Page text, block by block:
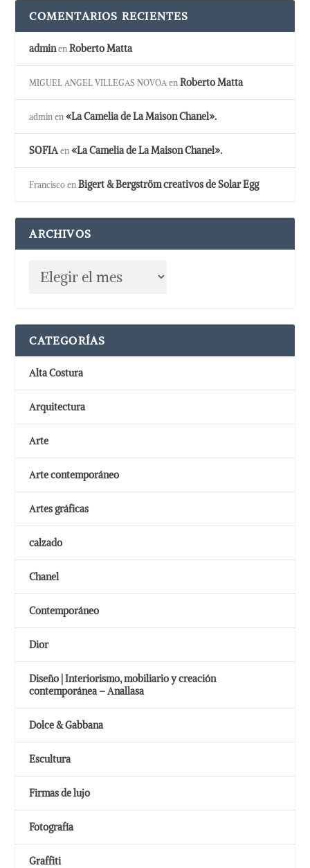
COMENTARIOS RECIENTES
admin enRoberto Matta
MIGUEL ANGEL VILLEGAS NOVOA enRoberto Matta
admin en«La Camelia de La Maison Chanel».
SOFIA en«La Camelia de La Maison Chanel».
Francisco enBigert & Bergström creativos de Solar Egg
ARCHIVOS
CATEGORÍAS
Alta Costura
Arquitectura
Arte
Arte contemporáneo
Artes gráficas
calzado
Chanel
Contemporáneo
Dior
Diseño | Interiorismo, mobiliario y creación
contemporánea – Anallasa
Dolce & Gabbana
Escultura
Firmas de lujo
Fotografía
Graffiti